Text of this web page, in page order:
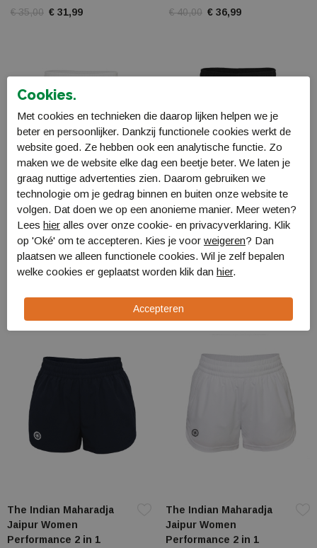
€ 35,00 € 31,99 € 40,00 € 36,99
The Indian Maharadja
Jaipur Men Performance
Short
T050310
The Indian Maharadja
Jaipur Men Performance
Short
T050310
The Indian Maharadja
Jaipur Women
Performance 2 in 1
The Indian Maharadja
Jaipur Women
Performance 2 in 1
Cookies.
Met cookies en technieken die daarop lijken helpen we je
beter en persoonlijker. Dankzij functionele cookies werkt de
website goed. Ze hebben ook een analytische functie. Zo
maken we de website elke dag een beetje beter. We laten je
graag nuttige advertenties zien. Daarom gebruiken we
technologie om je gedrag binnen en buiten onze website te
volgen. Dat doen we op een anonieme manier. Meer weten?
Lees hier alles over onze cookie- en privacyverklaring. Klik
op 'Oké' om te accepteren. Kies je voor weigeren? Dan
plaatsen we alleen functionele cookies. Wil je zelf bepalen
welke cookies er geplaatst worden klik dan hier.